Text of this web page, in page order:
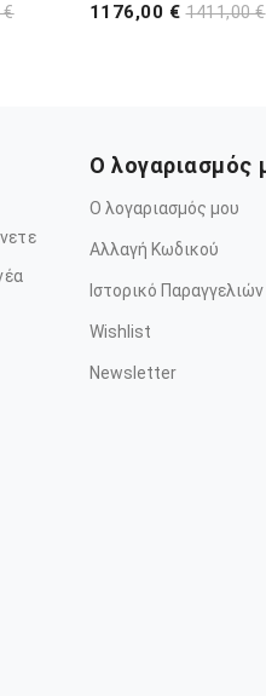
€
1176,00 €1411,00 €
Ο λογαριασμός
Ο λογαριασμός μου
Αλλαγή Κωδικού
Ιστορικό Παραγγελιών
Wishlist
Newsletter